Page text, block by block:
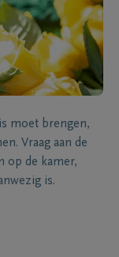
moet brengen,
Vraag aan de
op de kamer,
is.